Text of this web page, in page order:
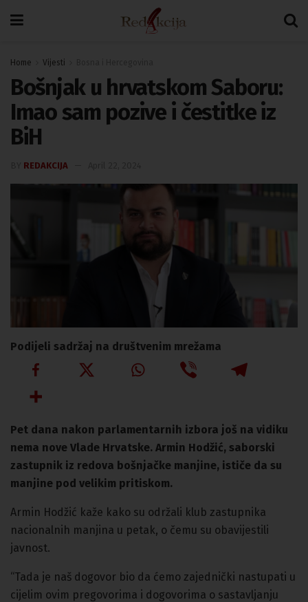
Home Vijesti
Bošnjak u hrvatskom Saboru:
Imao sam pozive i čestitke iz
BiH
REDAKCIJA
Podijeli sadržaj na društvenim mrežama
Pet dana nakon parlamentarnih izbora još na vidiku
nema nove Vlade Hrvatske. Armin Hodžić, saborski
zastupnik iz redova bošnjačke manjine, ističe da su
manjine pod velikim pritiskom.
Armin Hodžić kaže kako su održali klub zastupnika
nacionalnih manjina u petak, o čemu su obavijestili
javnost.
“Tada je naš dogovor bio da ćemo zajednički nastupati u
cijelim ovim pregovorima i dogovorima o sastavljanju